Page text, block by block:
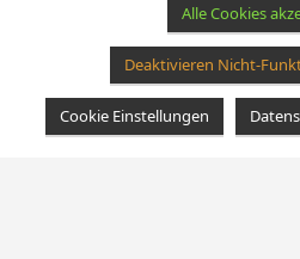
Alle Cookies
Deaktivieren Nicht-
Cookie Einstellungen